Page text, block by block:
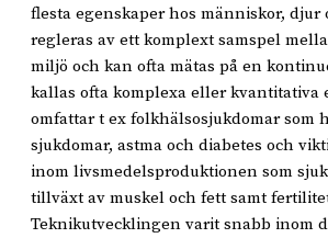
flesta egenskaper hos människor, djur
regleras av ett komplext samspel
miljö och kan ofta mätas på en
kallas ofta komplexa eller kvantitativa
omfattar t ex folkhälsosjukdomar som
sjukdomar, astma och diabetes och
inom livsmedelsproduktionen som
tillväxt av muskel och fett samt
Teknikutvecklingen varit snabb inom